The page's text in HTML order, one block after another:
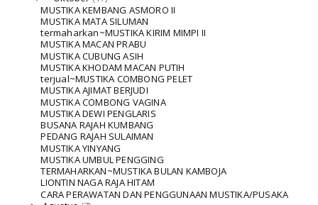
MUSTIKA KEMBANG ASMORO II
MUSTIKA MATA SILUMAN
termaharkan~MUSTIKA KIRIM MIMPI II
MUSTIKA MACAN PRABU
MUSTIKA CUBUNG ASIH
MUSTIKA KHODAM MACAN PUTIH
terjual~MUSTIKA COMBONG PELET
MUSTIKA AJIMAT BERJUDI
MUSTIKA COMBONG VAGINA
MUSTIKA DEWI PENGLARIS
BUSANA RAJAH KUMBANG
PEDANG RAJAH SULAIMAN
MUSTIKA YINYANG
MUSTIKA UMBUL PENGGING
TERMAHARKAN~MUSTIKA BULAN KAMBOJA
LIONTIN NAGA RAJA HITAM
CARA PERAWATAN DAN PENGGUNAAN MUSTIKA/PUSAKA